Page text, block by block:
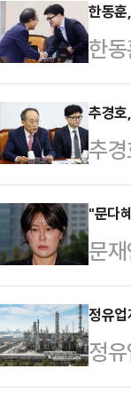
내
분
모
대
선
러
한동
한
아
전
앞
후
·환
과
마
추경
추
원
원
자
원
총
다.
된
"문다
문
수
었
사
다.
정유업
정
로